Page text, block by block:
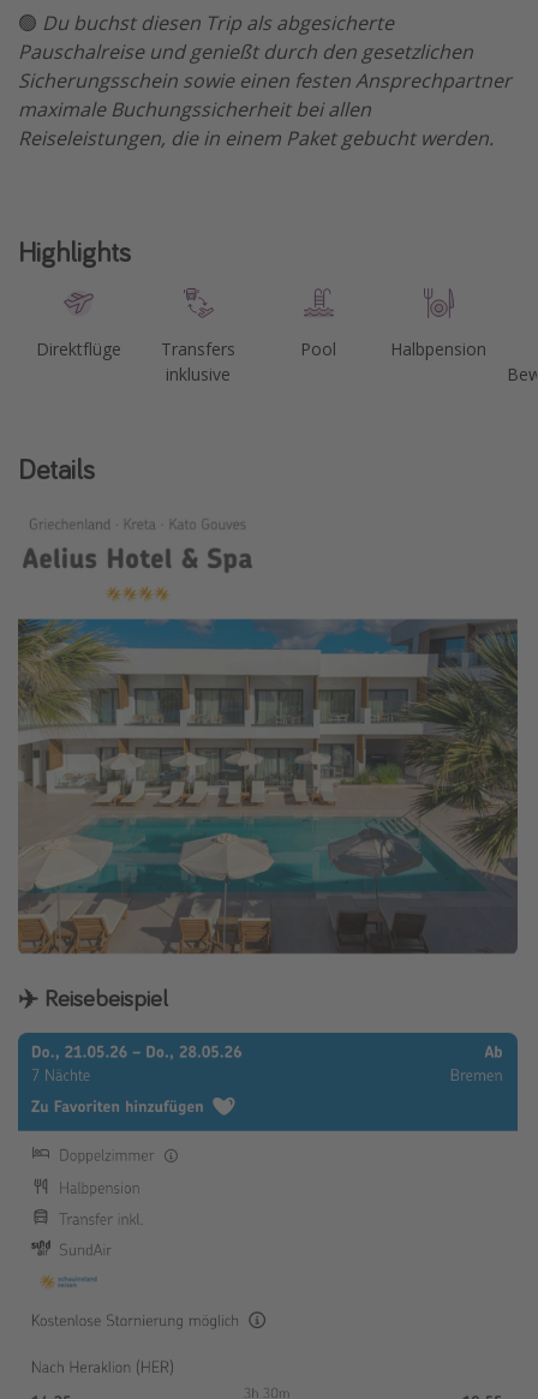
Silvesterreisen
Last Minute Urlaub Mallorca
Last Minute Urlaub Deutschland
🟢 Du buchst diesen Trip als abgesicherte
Pauschalreise und genießt durch den gesetzlichen
Sicherungsschein sowie einen festen Ansprechpartner
maximale Buchungssicherheit bei allen
Reiseleistungen, die in einem Paket gebucht werden.
Highlights
Direktflüge
Transfers
inklusive
Pool
Halbpension
Details
✈️ Reisebeispiel